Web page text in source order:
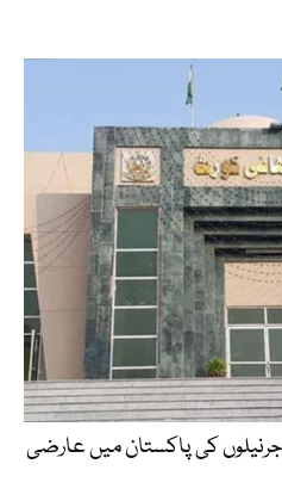
2سابق افغان جرنیلوں کی پاکستان میں عارضی